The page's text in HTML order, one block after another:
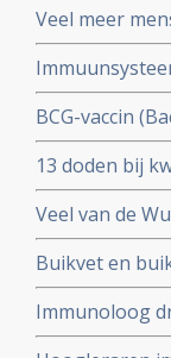
opgebouwd.
bloeddonoren.
Veel meer
gedacht. Door
immuniteit
uit ons
Braziliaanse
BCG-vaccin
ziekten –
uitstekende
13 doden bij
vaccin van
Veel van de
had zes
Buikvet en
coronavirus -
Immunoloog
risico's is. En